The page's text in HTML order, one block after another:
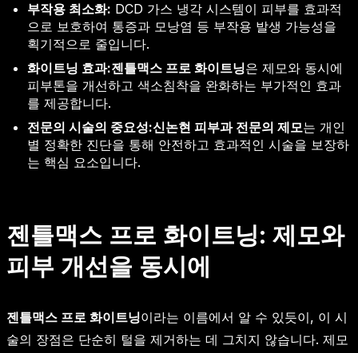
부작용 최소화: DCD 가스 냉각 시스템이 피부를 효과적
으로 보호하여 통증과 모낭염 등 부작용 발생 가능성을
획기적으로 줄입니다.
화이트닝 효과:젠틀맥스 프로 화이트닝은 제모와 동시에
피부톤을 개선하고 색소침착을 완화하는 부가적인 효과
를 제공합니다.
전문의 시술의 중요성:신논현 피부과 전문의 제모는 개인
별 정확한 진단을 통해 안전하고 효과적인 시술을 보장하
는 핵심 요소입니다.
젠틀맥스 프로 화이트닝: 제모와
피부 개선을 동시에
젠틀맥스 프로 화이트닝이라는 이름에서 알 수 있듯이, 이 시
술의 장점은 단순히 털을 제거하는 데 그치지 않습니다. 제모